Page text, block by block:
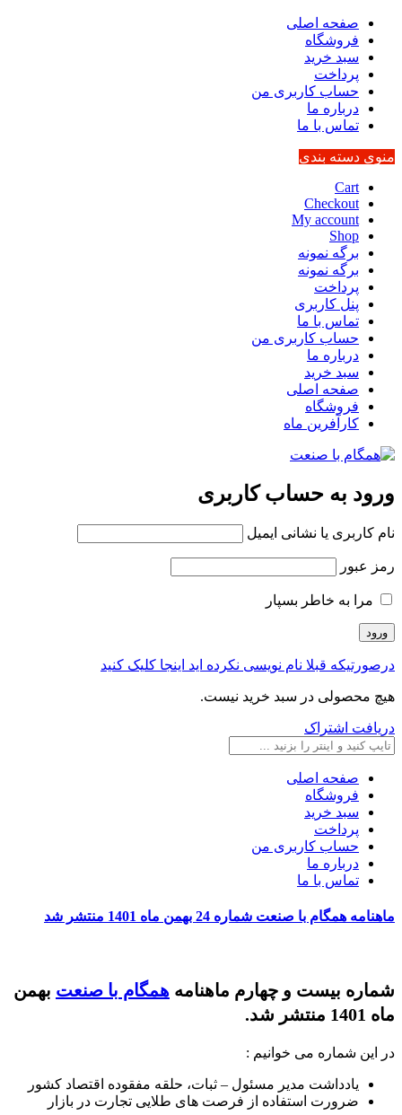
صفحه اصلی
فروشگاه
سبد خرید
پرداخت
حساب کاربری من
درباره ما
تماس با ما
منوی دسته بندی
Cart
Checkout
My account
Shop
برگه نمونه
برگه نمونه
پرداخت
پنل کاربری
تماس با ما
حساب کاربری من
درباره ما
سبد خرید
صفحه اصلی
فروشگاه
کارآفرین ماه
ورود به حساب کاربری
نام کاربری یا نشانی ایمیل
رمز عبور
مرا به خاطر بسپار
درصورتیکه قبلا نام نویسی نکرده اید اینجا کلیک کنید
هیچ محصولی در سبد خرید نیست.
دریافت اشتراک
صفحه اصلی
فروشگاه
سبد خرید
پرداخت
حساب کاربری من
درباره ما
تماس با ما
ماهنامه همگام با صنعت شماره 24 بهمن ماه 1401 منتشر شد
شماره بیست و چهارم ماهنامه همگام با صنعت بهمن
ماه 1401 منتشر شد.
در این شماره می خوانیم :
یادداشت مدیر مسئول – ثبات، حلقه مفقوده اقتصاد کشور
ضرورت استفاده از فرصت های طلایی تجارت در بازار